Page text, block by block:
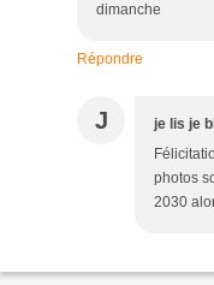
dimanche
Répondre
J je lis je
photos
2030